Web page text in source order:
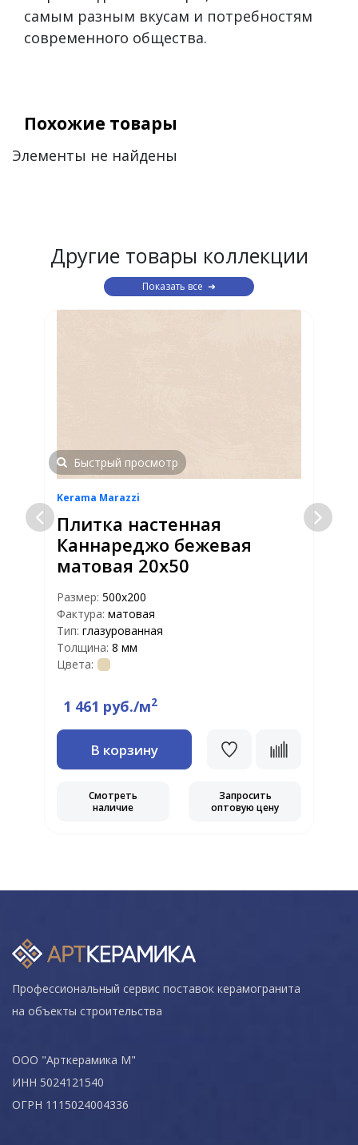
самым разным вкусам и потребностям
современного общества.
Похожие товары
Элементы не найдены
Другие товары коллекции
Показать все
Быстрый просмотр
Kerama Marazzi
Плитка настенная
Каннареджо бежевая
матовая 20х50
Размер: 500х200
Фактура: матовая
Тип: глазурованная
Толщина: 8 мм
Цвета:
1 461 руб./м2
В корзину
Смотреть
наличие
Запросить
оптовую цену
Профессиональный сервис поставок керамогранита
на объекты строительства
ООО "Арткерамика М"
ИНН 5024121540
ОГРН 1115024004336